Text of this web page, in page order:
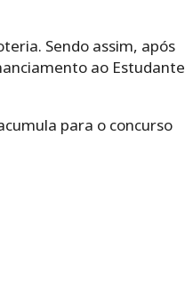
Sendo assim, após
ao Estudante
para o concurso